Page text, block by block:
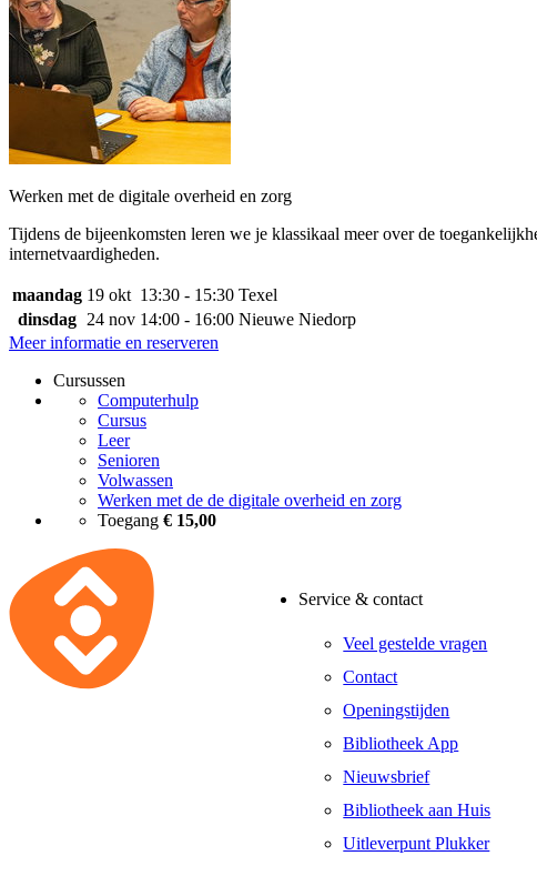
Werken met de digitale overheid en zorg
Tijdens de bijeenkomsten leren we je klassikaal meer over de
internetvaardigheden.
maandag 19 okt 13:30 - 15:30 Texel
dinsdag 24 nov 14:00 - 16:00 Nieuwe Niedorp
Meer informatie en reserveren
Cursussen
Computerhulp
Cursus
Leer
Senioren
Volwassen
Werken met de de digitale overheid en zorg
Toegang € 15,00
Service & contact
Veel gestelde vragen
Contact
Openingstijden
Bibliotheek App
Nieuwsbrief
Bibliotheek aan Huis
Uitleverpunt Plukker